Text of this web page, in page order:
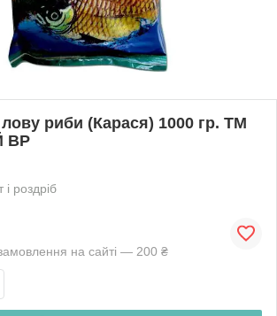
риби (Карася) 1000 гр. ТМ
BP
і роздріб
на сайті — 200 ₴